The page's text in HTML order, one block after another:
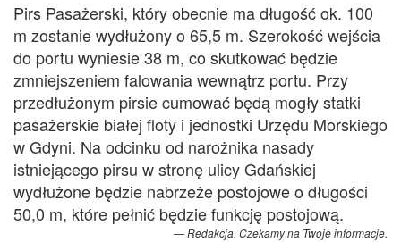
Pirs Pasażerski, który obecnie ma długość ok. 100
m zostanie wydłużony o 65,5 m. Szerokość wejścia
do portu wyniesie 38 m, co skutkować będzie
zmniejszeniem falowania wewnątrz portu. Przy
przedłużonym pirsie cumować będą mogły statki
pasażerskie białej floty i jednostki Urzędu Morskiego
w Gdyni. Na odcinku od narożnika nasady
istniejącego pirsu w stronę ulicy Gdańskiej
wydłużone będzie nabrzeże postojowe o długości
50,0 m, które pełnić będzie funkcję postojową.
Redakcja. Czekamy na Twoje informacje.